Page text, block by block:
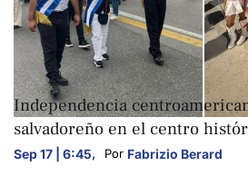
ARTE Y CULTURA
Independencia
salvadoreño en el centro
Sep 17 | 6:45, Por Fabrizio Berard